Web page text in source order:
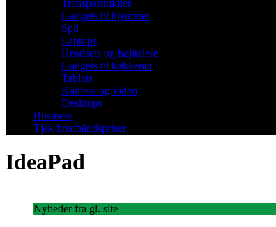
Transportmidler
Gadgets til hjemmet
Spil
Laptops
Headsets og højttalere
Gadgets til køkkenet
Tablets
Kamera og video
Desktops
Business
Tjek bredbåndspriser
IdeaPad
Nyheder fra gl. site